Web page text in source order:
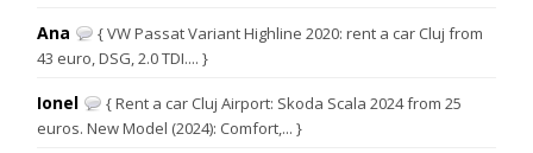
Ana
{ VW Passat Variant Highline 2020: rent a car Cluj from
43 euro, DSG, 2.0 TDI.... }
Ionel
{ Rent a car Cluj Airport: Skoda Scala 2024 from 25
euros. New Model (2024): Comfort,... }